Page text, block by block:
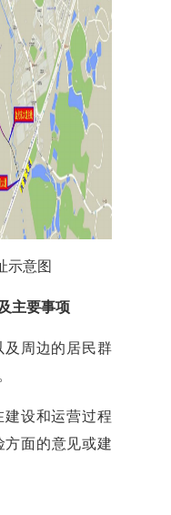
示意图
主要事项
周边的居民群
设和运营过程
方面的意见或建